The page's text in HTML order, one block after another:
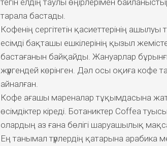
тегін елдің таулы өңірлерімен
тарала бастады.
Кофенің сергітетін қасиеттерінің
есімді бақташы ешкілерінің қызыл
бастағанын байқайды. Жануарлар
жүргендей көрінген. Дәл осы оқиға кофе
айналған.
Кофе ағашы мареналар тұқымдасына
өсімдіктер кіреді. Ботаниктер Coffea
олардың аз ғана бөлігі шаруашылық
Ең танымал түрлердің қатарына арабика